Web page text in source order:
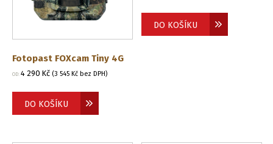
Fotopast FOXcam Tiny 4G
OD: 4 290 Kč (3 545 Kč bez DPH)
DO KOŠÍKU
DO KOŠÍKU